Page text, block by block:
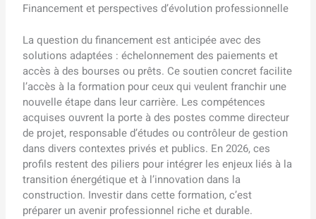
Financement et perspectives d’évolution professionnelle
La question du financement est anticipée avec des
solutions adaptées : échelonnement des paiements et
accès à des bourses ou prêts. Ce soutien concret facilite
l’accès à la formation pour ceux qui veulent franchir une
nouvelle étape dans leur carrière. Les compétences
acquises ouvrent la porte à des postes comme directeur
de projet, responsable d’études ou contrôleur de gestion
dans divers contextes privés et publics. En 2026, ces
profils restent des piliers pour intégrer les enjeux liés à la
transition énergétique et à l’innovation dans la
construction. Investir dans cette formation, c’est
préparer un avenir professionnel riche et durable.